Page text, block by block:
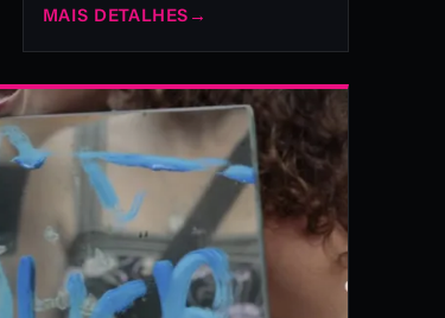
MAIS DETALHES →